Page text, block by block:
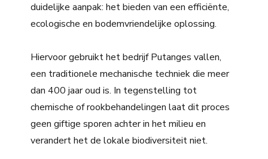
duidelijke aanpak: het bieden van een efficiënte,
ecologische en bodemvriendelijke oplossing.
Hiervoor gebruikt het bedrijf Putanges vallen,
een traditionele mechanische techniek die meer
dan 400 jaar oud is. In tegenstelling tot
chemische of rookbehandelingen laat dit proces
geen giftige sporen achter in het milieu en
verandert het de lokale biodiversiteit niet.